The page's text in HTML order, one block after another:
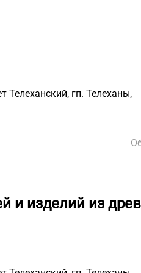
Телеханский, гп. Телеханы,
и изделий из